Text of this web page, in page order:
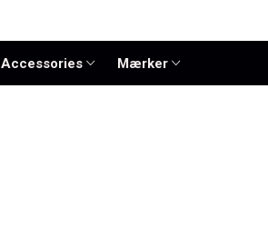
Accessories Mærker